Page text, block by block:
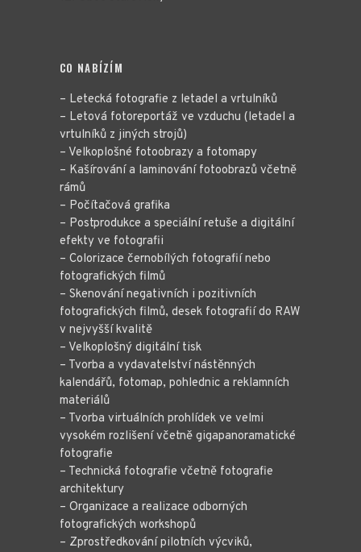
CO NABÍZÍM
– Letecká fotografie z letadel a vrtulníků
– Letová fotoreportáž ve vzduchu (letadel a
vrtulníků z jiných strojů)
– Velkoplošné fotoobrazy a fotomapy
– Kašírování a laminování fotoobrazů včetně
rámů
– Počítačová grafika
– Postprodukce a speciální retuše a digitální
efekty ve fotografii
– Colorizace černobílých fotografií nebo
fotografických filmů
– Skenování negativních i pozitivních
fotografických filmů, desek fotografií do RAW
v nejvyšší kvalitě
– Velkoplošný digitální tisk
– Tvorba a vydavatelství nástěnných
kalendářů, fotomap, pohlednic a reklamních
materiálů
– Tvorba virtuálních prohlídek ve velmi
vysokém rozlišení včetně gigapanoramatické
fotografie
– Technická fotografie včetně fotografie
architektury
– Organizace a realizace odborných
fotografických workshopů
– Zprostředkování pilotních výcviků,